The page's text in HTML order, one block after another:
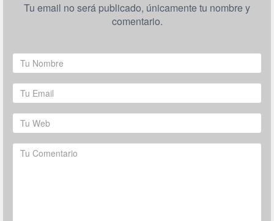
Tu email no será publicado, únicamente tu nombre y
comentario.